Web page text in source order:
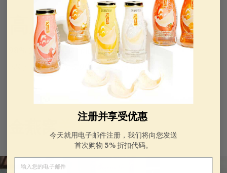
高度推荐
98% 的消费者会向亲朋好友推荐金燕窝 产品*。
*基于 2006 年对 5,000 多名受访者进行的调查
金燕窝 关爱
注册并享受优惠
今天就用电子邮件注册，我们将向您发送
首次购物 5% 折扣代码。